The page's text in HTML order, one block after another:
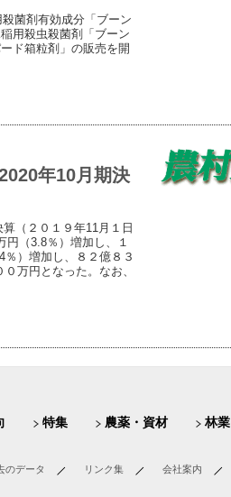
菌剤有効成分「ブーン
用殺虫殺菌剤「ブーン
ド箱粒剤」の販売を開
年10月期決
（２０１９年11月１日
（3.8％）増加し、１
）増加し、８２億８３
万円となった。なお、
特集 農薬・資材 林業
のデータ リンク集 会社案内